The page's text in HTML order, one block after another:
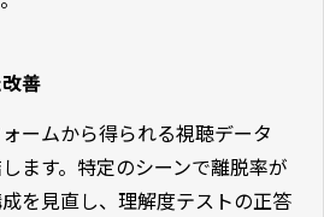
善
ームから得られる視聴データ
ます。特定のシーンで離脱率が
を見直し、理解度テストの正答